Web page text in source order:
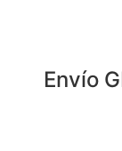
Envío